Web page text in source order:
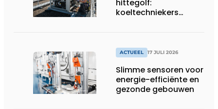
hittegolf:
koeltechniekers
productiebedrijven
draaiende
ACTUEEL 17 JULI 2026
Slimme sensoren voor
energie-efficiënte en
gezonde gebouwen